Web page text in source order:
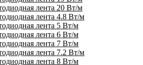
лента 20 Вт/м
лента 4.8 Вт/м
лента 5 Вт/м
лента 6 Вт/м
лента 7 Вт/м
лента 7.2 Вт/м
лента 8 Вт/м